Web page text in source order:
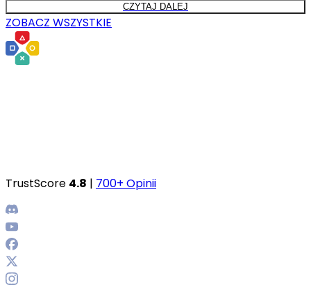
CZYTAJ DALEJ
ZOBACZ WSZYSTKIE
TrustScore 4.8 | 700+ Opinii